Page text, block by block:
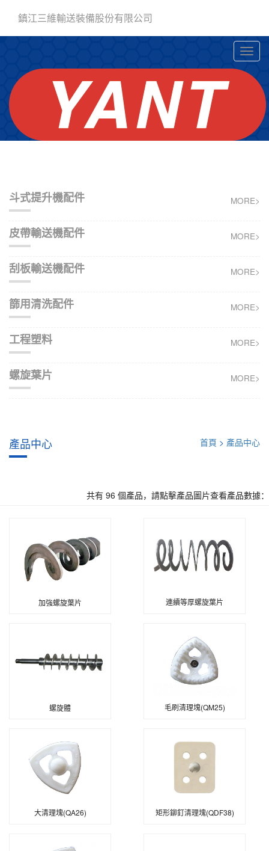
鎮江三維輸送裝備股份有限公司
MORE>
斗式提升機配件
MORE>
皮帶輸送機配件
MORE>
刮板輸送機配件
MORE>
篩用清洗配件
MORE>
工程塑料
MORE>
螺旋葉片
首頁 > 產品中心
產品中心
共有 96 個產品，請點擊產品圖片查看產品數據：
加強螺旋葉片 連續等厚螺旋葉片
螺旋體 毛刷清理塊(QM25)
大清理塊(QA26) 矩形鉚釘清理塊(QDF38)